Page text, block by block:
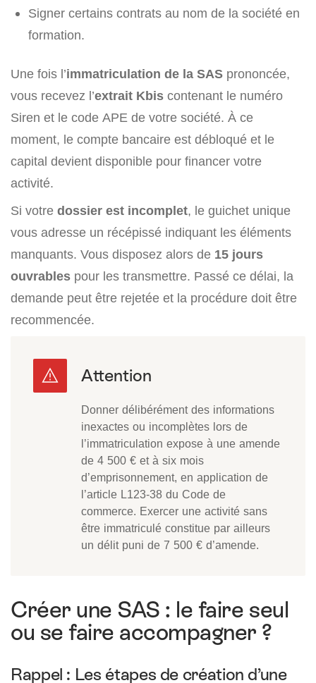
Signer certains contrats au nom de la société en
formation.
Une fois l’immatriculation de la SAS prononcée,
vous recevez l’extrait Kbis contenant le numéro
Siren et le code APE de votre société. À ce
moment, le compte bancaire est débloqué et le
capital devient disponible pour financer votre
activité.
Si votre dossier est incomplet, le guichet unique
vous adresse un récépissé indiquant les éléments
manquants. Vous disposez alors de 15 jours
ouvrables pour les transmettre. Passé ce délai, la
demande peut être rejetée et la procédure doit être
recommencée.
Donner délibérément des informations
inexactes ou incomplètes lors de
l’immatriculation expose à une amende
de 4 500 € et à six mois
d’emprisonnement, en application de
l’article L123-38 du Code de
commerce. Exercer une activité sans
être immatriculé constitue par ailleurs
un délit puni de 7 500 € d’amende.
Créer une SAS : le faire seul
ou se faire accompagner ?
Rappel : Les étapes de création d’une